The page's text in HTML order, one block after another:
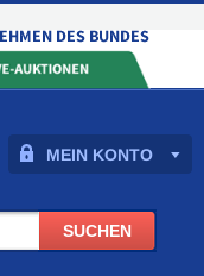
MEIN KONTO